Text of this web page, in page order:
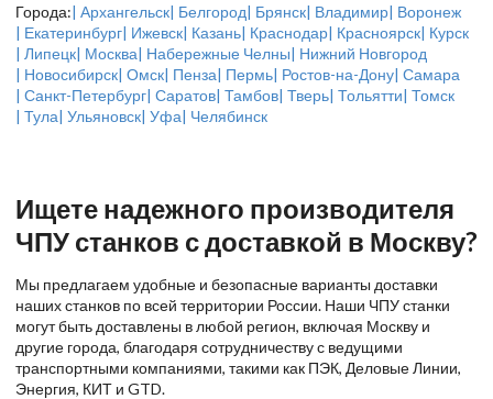
Города:| Архангельск| Белгород| Брянск| Владимир| Воронеж
| Екатеринбург| Ижевск| Казань| Краснодар| Красноярск| Курск
| Липецк| Москва| Набережные Челны| Нижний Новгород
| Новосибирск| Омск| Пенза| Пермь| Ростов-на-Дону| Самара
| Санкт-Петербург| Саратов| Тамбов| Тверь| Тольятти| Томск
| Тула| Ульяновск| Уфа| Челябинск
Ищете надежного производителя
ЧПУ станков с доставкой в Москву?
Мы предлагаем удобные и безопасные варианты доставки
наших станков по всей территории России. Наши ЧПУ станки
могут быть доставлены в любой регион, включая Москву и
другие города, благодаря сотрудничеству с ведущими
транспортными компаниями, такими как ПЭК, Деловые Линии,
Энергия, КИТ и GTD.